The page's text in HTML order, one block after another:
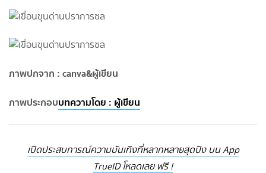
ภาพปกจาก : canva&ผู้เขียน
ภาพประกอบบทความโดย : ผู้เขียน
เปิดประสบการณ์ความบันเทิงที่หลากหลายสุดปัง บน App
TrueID โหลดเลย ฟรี !